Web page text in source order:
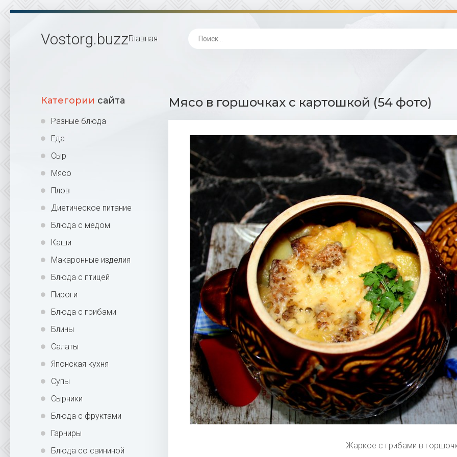
Vostorg.buzzГлавная
Категории сайта
Разные блюда
Еда
Сыр
Мясо
Плов
Диетическое питание
Блюда с медом
Каши
Макаронные изделия
Блюда с птицей
Пироги
Блюда с грибами
Блины
Салаты
Японская кухня
Супы
Сырники
Блюда с фруктами
Гарниры
Блюда со свининой
Мясо в горшочках с картошкой (54 фото)
Жаркое с грибами в